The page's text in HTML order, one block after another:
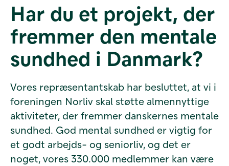
Foreningen
Kontakt
os
Har du et projekt, der
fremmer den mentale
sundhed i Danmark?
Vores repræsentantskab har besluttet, at vi i
foreningen Norliv skal støtte almennyttige
aktiviteter, der fremmer danskernes mentale
sundhed. God mental sundhed er vigtig for
et godt arbejds- og seniorliv, og det er
noget, vores 330.000 medlemmer kan være